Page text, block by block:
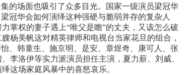
的场面也吸引了众多目光。国家一级演员梁冠华
冠华会如何演绎这种强硬与脆弱并存的复杂人
力掌权的妻子遇上“唯父是瞻”的丈夫，又该怎么破
嫂杨美帆这对精英律师和电视台当家花旦的组合，
、韩童生、施京明、是安、章煜奇、康可人、张
李洛伊等实力派演员担任主演，夏力薪、刘威、
这场家庭风暴中的喜怒哀乐。